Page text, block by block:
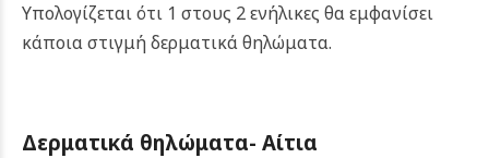
Υπολογίζεται ότι 1 στους 2 ενήλικες θα εμφανίσει
κάποια στιγμή δερματικά θηλώματα.
Δερματικά θηλώματα- Αίτια